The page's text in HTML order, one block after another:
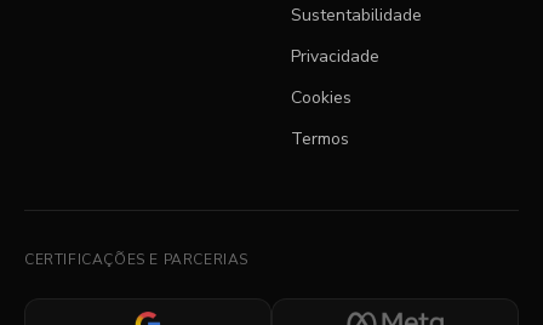
Sustentabilidade
Privacidade
Cookies
Termos
CERTIFICAÇÕES E PARCERIAS